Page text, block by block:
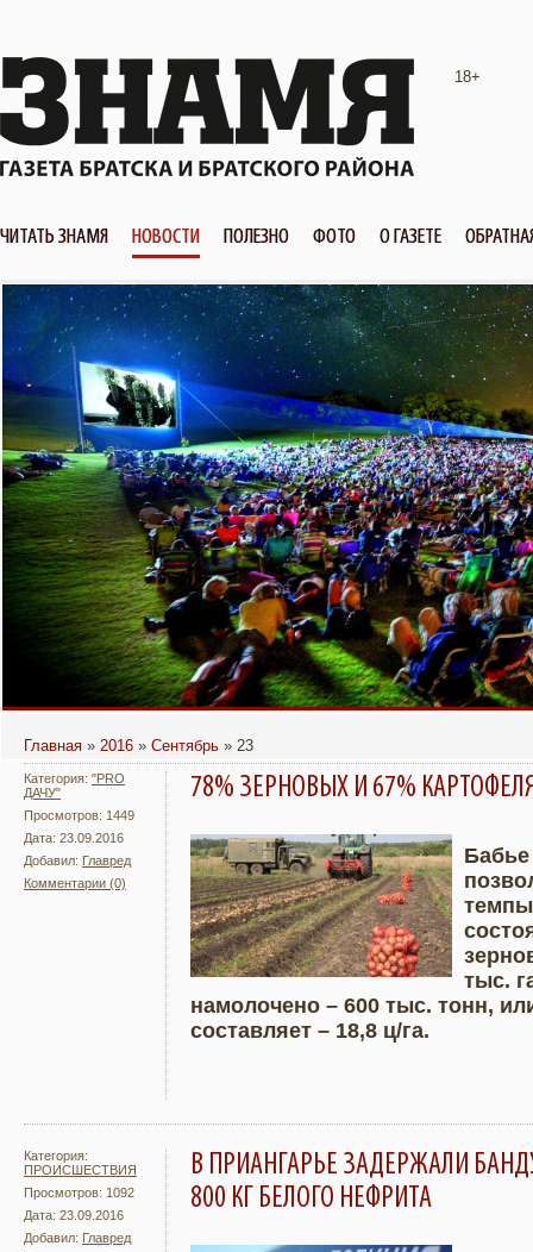
18+
ЧИТАТЬ ЗНАМЯ НОВОСТИ ПОЛЕЗНО ФОТО О ГАЗЕТЕ
ТЕПЕРЬ ПОЧИТАТЬ ЕЖЕНЕДЕЛЬНИК
«ЗНАМЯ» МОЖНО НА ПОРТАЛЕ
BRATSK-POISK.RU
В БРАТСКЕ ПОЯВИТСЯ КИНОТЕАТР
ПОД ОТКРЫТЫМ НЕБОМ ОТ TELE2
Главная » 2016 » Сентябрь » 23
Категория: "PRO
ДАЧУ"
Просмотров: 1449
Дата: 23.09.2016
Добавил: Главред
Комментарии (0)
78% ЗЕРНОВЫХ И 67%
Подробнее
Бабье
тыс.
намолочено – 600 тыс. тонн,
составляет – 18,8 ц/га.
Категория:
ПРОИСШЕСТВИЯ
Просмотров: 1092
Дата: 23.09.2016
Добавил: Главред
В ПРИАНГАРЬЕ ЗАДЕРЖАЛИ
800 КГ БЕЛОГО НЕФРИТА